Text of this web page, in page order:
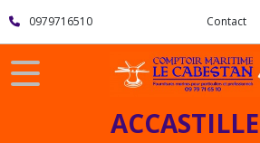
0979716510 Contact